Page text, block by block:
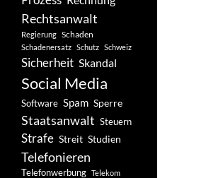
Rechtsanwalt
Regierung Schaden
Schadenersatz Schutz Schweiz
Sicherheit Skandal
Social Media
Software Spam Sperre
Staatsanwalt Steuern
Strafe Streit Studien
Telefonieren
Telefonwerbung Telekom